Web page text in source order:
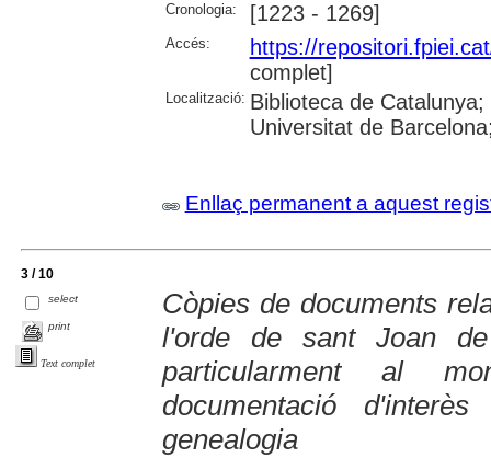
Cronologia: [1223 - 1269]
Accés:
https://
complet]
Localització: Biblioteca de
Universitat de
Enllaç permanent a aquest
3 / 10
select
print
Text complet
Còpies de documents
l'orde de sant Joan
particularment al
documentació
genealogia